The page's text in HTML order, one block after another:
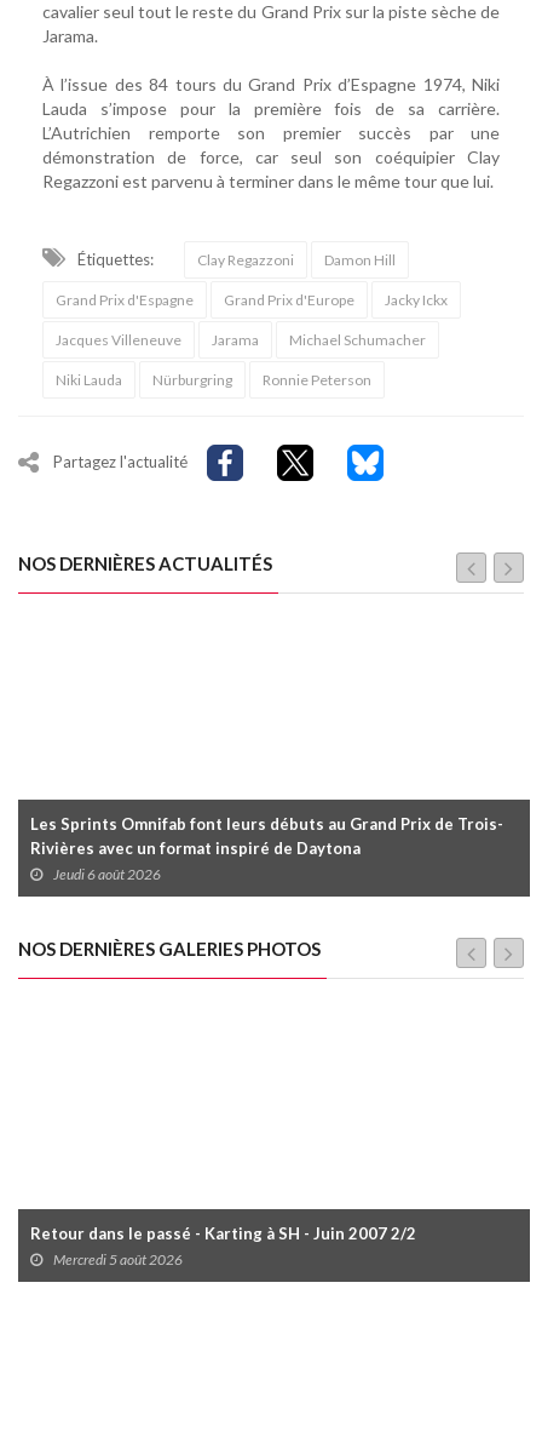
cavalier seul tout le reste du Grand Prix sur la piste sèche de
Jarama.
À l’issue des 84 tours du Grand Prix d’Espagne 1974, Niki
Lauda s’impose pour la première fois de sa carrière.
L’Autrichien remporte son premier succès par une
démonstration de force, car seul son coéquipier Clay
Regazzoni est parvenu à terminer dans le même tour que lui.
Étiquettes: Clay Regazzoni Damon Hill
Grand Prix d'Espagne Grand Prix d'Europe Jacky Ickx
Jacques Villeneuve Jarama Michael Schumacher
Niki Lauda Nürburgring Ronnie Peterson
Partagez l'actualité
NOS DERNIÈRES ACTUALITÉS
Les Sprints Omnifab font leurs débuts au Grand Prix de Trois-
Rivières avec un format inspiré de Daytona
Jeudi 6 août 2026
NOS DERNIÈRES GALERIES PHOTOS
Retour dans le passé - Karting à SH - Juin 2007 2/2
Mercredi 5 août 2026